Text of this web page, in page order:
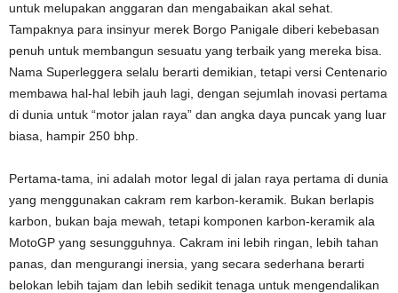
untuk melupakan anggaran dan mengabaikan akal sehat.
Tampaknya para insinyur merek Borgo Panigale diberi kebebasan
penuh untuk membangun sesuatu yang terbaik yang mereka bisa.
Nama Superleggera selalu berarti demikian, tetapi versi Centenario
membawa hal-hal lebih jauh lagi, dengan sejumlah inovasi pertama
di dunia untuk “motor jalan raya” dan angka daya puncak yang luar
biasa, hampir 250 bhp.
Pertama-tama, ini adalah motor legal di jalan raya pertama di dunia
yang menggunakan cakram rem karbon-keramik. Bukan berlapis
karbon, bukan baja mewah, tetapi komponen karbon-keramik ala
MotoGP yang sesungguhnya. Cakram ini lebih ringan, lebih tahan
panas, dan mengurangi inersia, yang secara sederhana berarti
belokan lebih tajam dan lebih sedikit tenaga untuk mengendalikan